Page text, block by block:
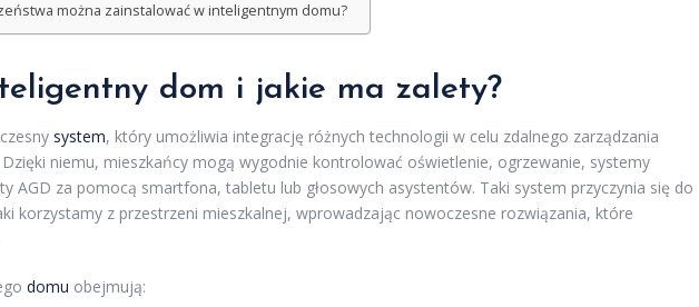
można zainstalować w inteligentnym domu?
dom i jakie ma zalety?
system, który umożliwia integrację różnych technologii w celu zdalnego zarządzania
niemu, mieszkańcy mogą wygodnie kontrolować oświetlenie, ogrzewanie, systemy
AGD za pomocą smartfona, tabletu lub głosowych asystentów. Taki system przyczynia się do
korzystamy z przestrzeni mieszkalnej, wprowadzając nowoczesne rozwiązania, które
domu obejmują: